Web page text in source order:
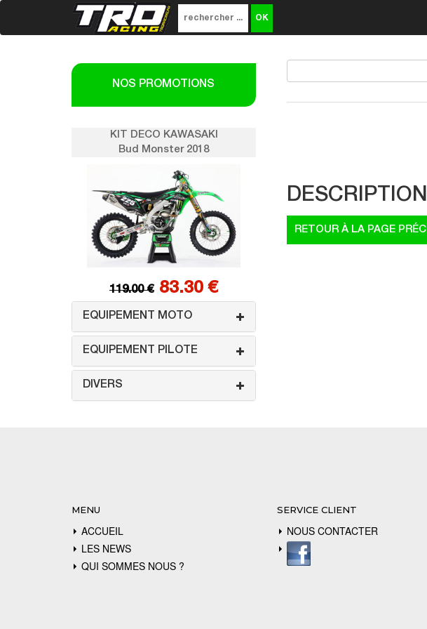
NOS PROMOTIONS
KIT DECO KAWASAKI
Bud Monster 2018
119.00 € 83.30 €
EQUIPEMENT MOTO
EQUIPEMENT PILOTE
DIVERS
DESCRIPTION
MENU
ACCUEIL
LES NEWS
QUI SOMMES NOUS ?
SERVICE CLIENT
NOUS CONTACTER